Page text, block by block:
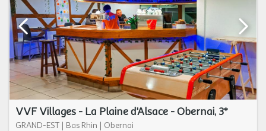
VVF Villages - La Plaine d'Alsace - Obernai, 3*
GRAND-EST | Bas Rhin | Obernai